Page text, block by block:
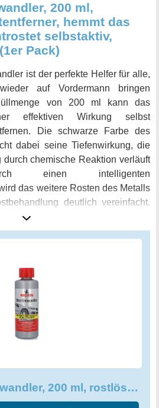
200 ml,
hemmt das
selbstaktiv,
Pack)
ist der perfekte Helfer für alle,
auf Vordermann bringen
von 200 ml kann das
effektiven Wirkung selbst
Die schwarze Farbe des
dabei seine Tiefenwirkung, die
durch chemische Reaktion verläuft
einen intelligenten
das weitere Rosten des Metalls
deutlich vereinfacht.
ist somit die perfekte
folgenden Spachtel- und
NIGRIN Rostumwandler, 200 ml, rostlösend, Rostentferner